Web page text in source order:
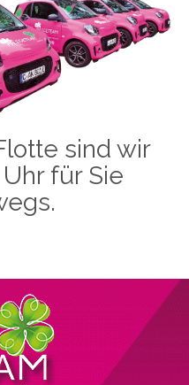
sind wir
für Sie